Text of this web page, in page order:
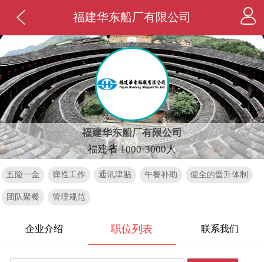
福建华东船厂有限公司
福建华东船厂有限公司
福建省 1000-3000人
五险一金 弹性工作 通讯津贴 午餐补助 健全的晋升体制
团队聚餐 管理规范
企业介绍 职位列表 联系我们